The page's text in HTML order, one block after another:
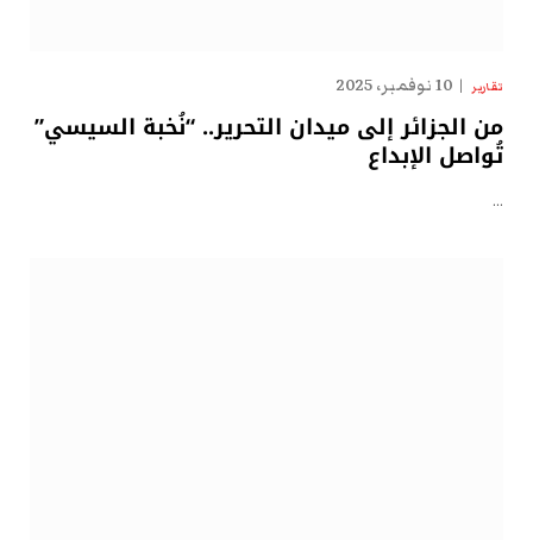
تقارير 10 نوفمبر، 2025
من الجزائر إلى ميدان التحرير.. “نُخبة السيسي”
تُواصل الإبداع
…